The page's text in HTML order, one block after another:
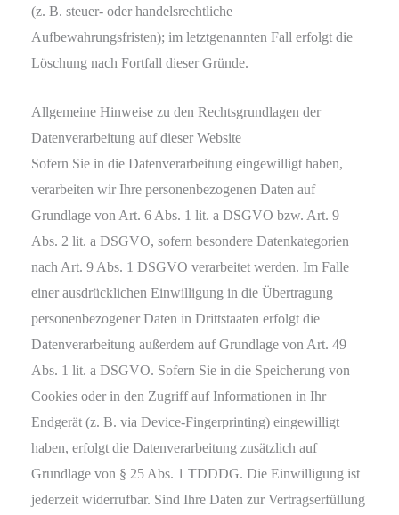
(z. B. steuer- oder handelsrechtliche
Aufbewahrungsfristen); im letztgenannten Fall erfolgt die
Löschung nach Fortfall dieser Gründe.
Allgemeine Hinweise zu den Rechtsgrundlagen der
Datenverarbeitung auf dieser Website
Sofern Sie in die Datenverarbeitung eingewilligt haben,
verarbeiten wir Ihre personenbezogenen Daten auf
Grundlage von Art. 6 Abs. 1 lit. a DSGVO bzw. Art. 9
Abs. 2 lit. a DSGVO, sofern besondere Datenkategorien
nach Art. 9 Abs. 1 DSGVO verarbeitet werden. Im Falle
einer ausdrücklichen Einwilligung in die Übertragung
personenbezogener Daten in Drittstaaten erfolgt die
Datenverarbeitung außerdem auf Grundlage von Art. 49
Abs. 1 lit. a DSGVO. Sofern Sie in die Speicherung von
Cookies oder in den Zugriff auf Informationen in Ihr
Endgerät (z. B. via Device-Fingerprinting) eingewilligt
haben, erfolgt die Datenverarbeitung zusätzlich auf
Grundlage von § 25 Abs. 1 TDDDG. Die Einwilligung ist
jederzeit widerrufbar. Sind Ihre Daten zur Vertragserfüllung